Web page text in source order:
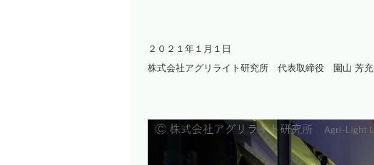
２０２１年１月１日
株式会社アグリライト研究所 代表取締役 園山 芳充